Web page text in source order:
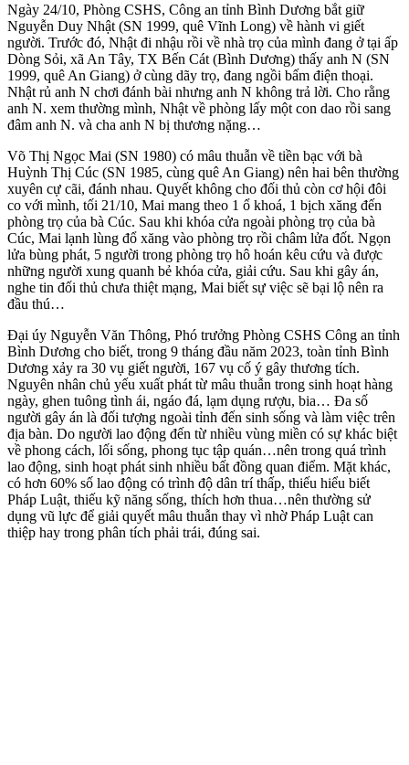
Ngày 24/10, Phòng CSHS, Công an tỉnh Bình Dương bắt giữ
Nguyễn Duy Nhật (SN 1999, quê Vĩnh Long) về hành vi giết
người. Trước đó, Nhật đi nhậu rồi về nhà trọ của mình đang ở tại ấp
Dòng Sỏi, xã An Tây, TX Bến Cát (Bình Dương) thấy anh N (SN
1999, quê An Giang) ở cùng dãy trọ, đang ngồi bấm điện thoại.
Nhật rủ anh N chơ‌i đ‌ánh bài nhưng anh N không trả lời. Cho rằng
anh N. xem thường mình, Nhật về phòng lấy một con dao rồi sang
đâm anh N. và cha anh N bị thương nặng…
Võ Thị Ngọc Mai (SN 1980) có mâu thuẫn về tiền bạc với bà
Huỳnh Thị Cúc (SN 1985, cùng quê An Giang) nên hai bên thường
xuyên cự cãi, đánh nhau. Quyết không cho đối thủ còn cơ hội đôi
co với mình, tối 21/10, Mai mang theo 1 ổ khoá, 1 bịch xăng đến
phòng trọ của bà Cúc. Sau khi khóa cửa ngoài phòng trọ của bà
Cúc, Mai lạnh lùng đổ xăng vào phòng trọ rồi châm lửa đốt. Ngọn
lửa bùng phát, 5 người trong phòng trọ hô hoán kêu cứu và được
những người xung quanh bẻ khóa cửa, giải cứu. Sau khi gây án,
nghe tin đối thủ chưa thiệt mạng, Mai biết sự việc sẽ bại lộ nên ra
đầu thú…
Đại úy Nguyễn Văn Thông, Phó trưởng Phòng CSHS Công an tỉnh
Bình Dương cho biết, trong 9 tháng đầu năm 2023, toàn tỉnh Bình
Dương xảy ra 30 vụ giết người, 167 vụ cố ý gây thương tích.
Nguyên nhân chủ yếu xuất phát từ mâu thuẫn trong sinh hoạt hàng
ngày, ghen tuông tình ái, ngá‌o đ‌á, lạ‌m dụn‌g rượu, bia… Đa số
người gây án là đối tượng ngoài tỉnh đến sinh sống và làm việc trên
địa bàn. Do người lao động đến từ nhiều vùng miền có sự khác biệt
về phong cách, lối sống, phong tục tập quán…nên trong quá trình
lao động, sinh hoạt phát sinh nhiều bất đồng quan điểm. Mặt khác,
có hơn 60% số lao động có trình độ dân trí thấp, thiếu hiểu biết
Pháp Luật, thiếu kỹ năng sống, thích hơn thua…nên thường sử
dụng vũ lực để giải quyết mâu thuẫn thay vì nhờ Pháp Luật can
thiệp hay trong phân tích phải trái, đúng sai.